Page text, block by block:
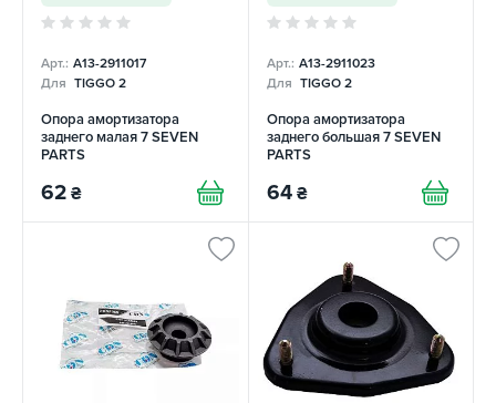
Арт.: A13-2911017
Для TIGGO 2
Опора амортизатора
заднего малая 7 SEVEN
PARTS
62 ₴
Арт.: A13-2911023
Для TIGGO 2
Опора амортизатора
заднего большая 7 SEVEN
PARTS
64 ₴